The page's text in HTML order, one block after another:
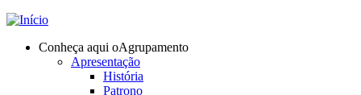
Jump to navigation
Conheça aqui oAgrupamento
Apresentação
História
Patrono